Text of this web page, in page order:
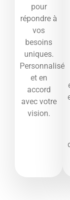
pour
répondre à
vos
besoins
uniques.
Personnalisé
et en
accord
avec votre
vision.